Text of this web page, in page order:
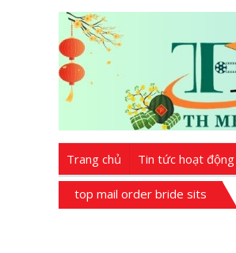
Trang chủ Tin tức hoạt động
top mail order bride sits